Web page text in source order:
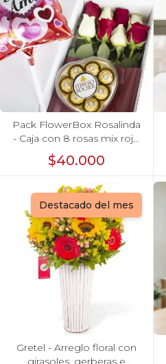
Pack FlowerBox Rosalinda
- Caja con 8 rosas mix rojo
y blanco, Ferrero Rocher
corazón 100g y globo Te
amo
$40.000
Destacado del mes
Gretel - Arreglo floral con
girasoles, gerberas e